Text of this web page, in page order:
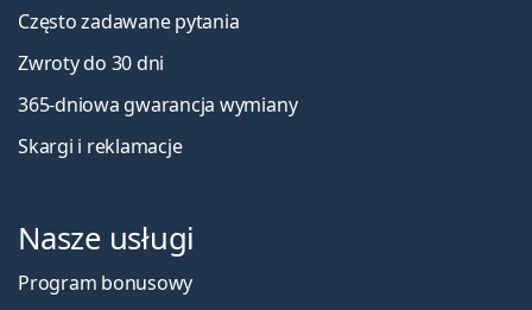
Często zadawane pytania
Zwroty do 30 dni
365-dniowa gwarancja wymiany
Skargi i reklamacje
Nasze usługi
Program bonusowy